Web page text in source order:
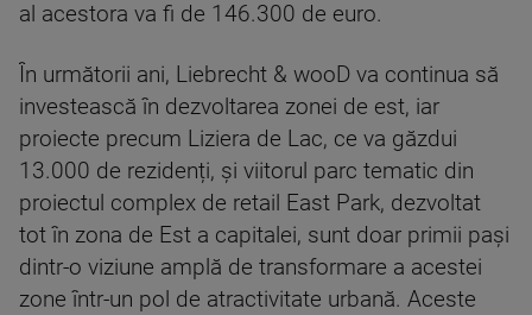
al acestora va fi de 146.300 de euro.
În următorii ani, Liebrecht & wooD va continua să
investească în dezvoltarea zonei de est, iar
proiecte precum Liziera de Lac, ce va găzdui
13.000 de rezidenți, și viitorul parc tematic din
proiectul complex de retail East Park, dezvoltat
tot în zona de Est a capitalei, sunt doar primii pași
dintr-o viziune amplă de transformare a acestei
zone într-un pol de atractivitate urbană. Aceste